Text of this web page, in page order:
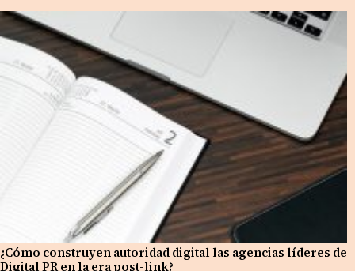
¿Cómo construyen autoridad digital las agencias líderes de
Digital PR en la era post-link?